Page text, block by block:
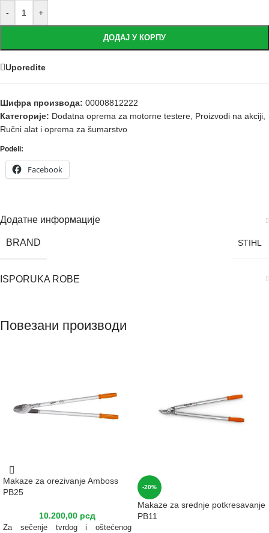
- +
ДОДАЈ У КОРПУ
Uporedite
Шифра производа: 00008812222
Категорије: Dodatna oprema za motorne testere, Proizvodi na akciji,
Ručni alat i oprema za šumarstvo
Podeli:
Facebook
Додатне информације
BRAND STIHL
ISPORUKA ROBE
Повезани производи
Makaze za orezivanje Amboss
PB25
10.200,00 рсд
Za sečenje tvrdog i oštećenog
-20%
Makaze za srednje potkresavanje
PB11